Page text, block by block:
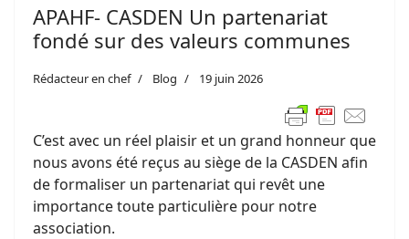
APAHF- CASDEN Un partenariat
fondé sur des valeurs communes
Rédacteur en chef Blog 19 juin 2026
C’est avec un réel plaisir et un grand honneur que
nous avons été reçus au siège de la CASDEN afin
de formaliser un partenariat qui revêt une
importance toute particulière pour notre
association.